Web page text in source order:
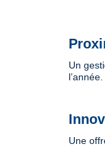
Un
l’année.
Une